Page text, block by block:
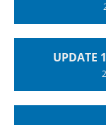
UPDATE